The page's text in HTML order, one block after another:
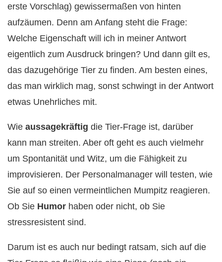
erste Vorschlag) gewissermaßen von hinten
aufzäumen. Denn am Anfang steht die Frage:
Welche Eigenschaft will ich in meiner Antwort
eigentlich zum Ausdruck bringen? Und dann gilt es,
das dazugehörige Tier zu finden. Am besten eines,
das man wirklich mag, sonst schwingt in der Antwort
etwas Unehrliches mit.
Wie aussagekräftig die Tier-Frage ist, darüber
kann man streiten. Aber oft geht es auch vielmehr
um Spontanität und Witz, um die Fähigkeit zu
improvisieren. Der Personalmanager will testen, wie
Sie auf so einen vermeintlichen Mumpitz reagieren.
Ob Sie Humor haben oder nicht, ob Sie
stressresistent sind.
Darum ist es auch nur bedingt ratsam, sich auf die